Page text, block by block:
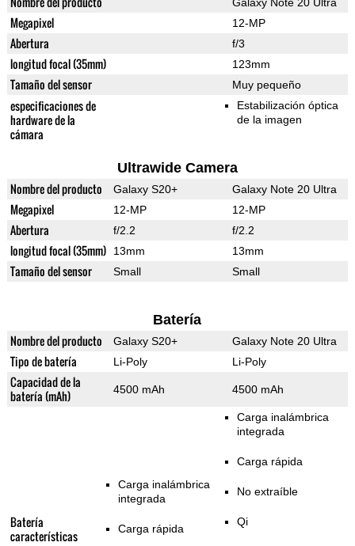
Megapixel 12-MP
Abertura f/3
longitud focal (35mm) 123mm
Tamaño del sensor Muy pequeño
especificaciones de
hardware de la
cámara
Estabilización óptica
de la imagen
Ultrawide Camera
Nombre del producto Galaxy S20+ Galaxy Note 20 Ultra
Megapixel 12-MP 12-MP
Abertura f/2.2 f/2.2
longitud focal (35mm) 13mm 13mm
Tamaño del sensor Small Small
Batería
Nombre del producto Galaxy S20+ Galaxy Note 20 Ultra
Tipo de batería Li-Poly Li-Poly
Capacidad de la
batería (mAh)
4500 mAh 4500 mAh
Batería
características
Carga inalámbrica
integrada
Carga rápida
Carga inalámbrica
integrada
Carga rápida
No extraíble
Qi